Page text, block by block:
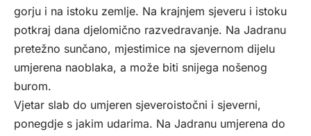
gorju i na istoku zemlje. Na krajnjem sjeveru i istoku
potkraj dana djelomično razvedravanje. Na Jadranu
pretežno sunčano, mjestimice na sjevernom dijelu
umjerena naoblaka, a može biti snijega nošenog
burom.
Vjetar slab do umjeren sjeveroistočni i sjeverni,
ponegdje s jakim udarima. Na Jadranu umjerena do